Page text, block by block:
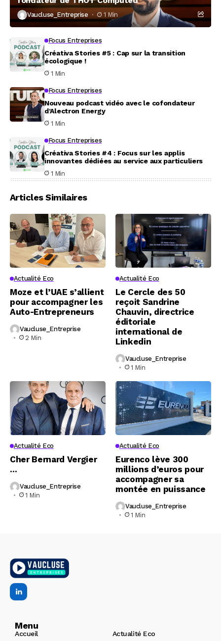
Vaucluse_Entreprise 1 Min
Focus Entreprises
Créativa Stories #5 : Cap sur la transition
écologique !
1 Min
Focus Entreprises
Nouveau podcast vidéo avec le cofondateur
d’Alectron Energy
1 Min
Focus Entreprises
Créativa Stories #4 : Focus sur les applis
innovantes dédiées au service aux particuliers
1 Min
Articles Similaires
Actualité Eco
Moze et l’UAE s’allient
pour accompagner les
Auto-Entrepreneurs
Vaucluse_Entreprise
2 Min
Actualité Eco
Le Cercle des 50
reçoit Sandrine
Chauvin, directrice
éditoriale
international de
Linkedin
Vaucluse_Entreprise
1 Min
Actualité Eco
Cher Bernard Vergier
…
Vaucluse_Entreprise
1 Min
Actualité Eco
Eurenco lève 300
millions d’euros pour
accompagner sa
montée en puissance
Vaucluse_Entreprise
1 Min
Menu
Accueil Actualité Eco